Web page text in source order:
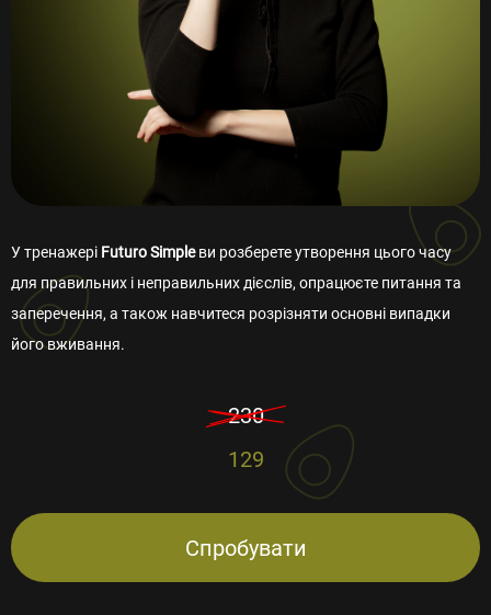
У тренажері Futuro Simpleви розберете утворення цього часу
для правильних і неправильних дієслів, опрацюєте питання та
заперечення, а також навчитеся розрізняти основні випадки
його вживання.
230
129
Спробувати